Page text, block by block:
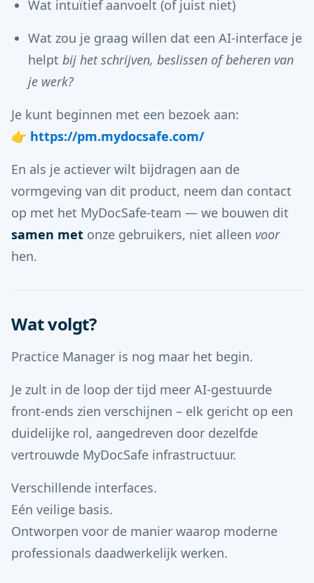
Wat intuïtief aanvoelt (of juist niet)
Wat zou je graag willen dat een AI-interface je
helpt bij het schrijven, beslissen of beheren van
je werk?
Je kunt beginnen met een bezoek aan:
👉 https://pm.mydocsafe.com/
En als je actiever wilt bijdragen aan de
vormgeving van dit product, neem dan contact
op met het MyDocSafe-team — we bouwen dit
samen met onze gebruikers, niet alleen voor
hen.
Wat volgt?
Practice Manager is nog maar het begin.
Je zult in de loop der tijd meer AI-gestuurde
front-ends zien verschijnen – elk gericht op een
duidelijke rol, aangedreven door dezelfde
vertrouwde MyDocSafe infrastructuur.
Verschillende interfaces.
Eén veilige basis.
Ontworpen voor de manier waarop moderne
professionals daadwerkelijk werken.